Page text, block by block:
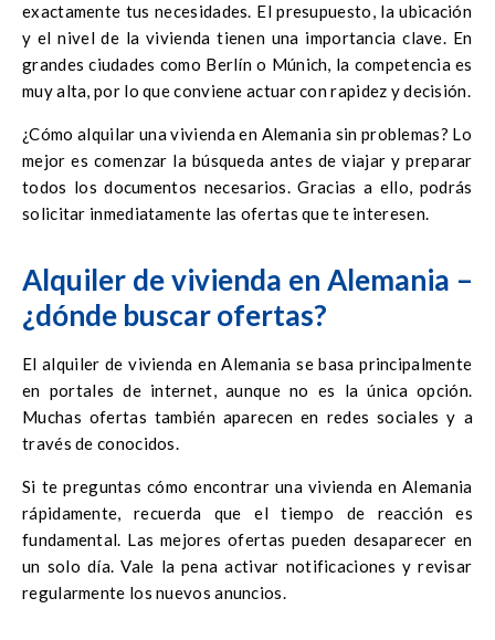
exactamente tus necesidades. El presupuesto, la ubicación
y el nivel de la vivienda tienen una importancia clave. En
grandes ciudades como Berlín o Múnich, la competencia es
muy alta, por lo que conviene actuar con rapidez y decisión.
¿Cómo alquilar una vivienda en Alemania sin problemas? Lo
mejor es comenzar la búsqueda antes de viajar y preparar
todos los documentos necesarios. Gracias a ello, podrás
solicitar inmediatamente las ofertas que te interesen.
Alquiler de vivienda en Alemania –
¿dónde buscar ofertas?
El alquiler de vivienda en Alemania se basa principalmente
en portales de internet, aunque no es la única opción.
Muchas ofertas también aparecen en redes sociales y a
través de conocidos.
Si te preguntas cómo encontrar una vivienda en Alemania
rápidamente, recuerda que el tiempo de reacción es
fundamental. Las mejores ofertas pueden desaparecer en
un solo día. Vale la pena activar notificaciones y revisar
regularmente los nuevos anuncios.